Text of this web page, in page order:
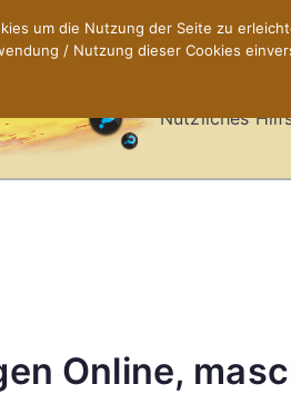
X-
Nützliches
Online,
um die Nutzung der Seite zu
/ Nutzung dieser Cookies